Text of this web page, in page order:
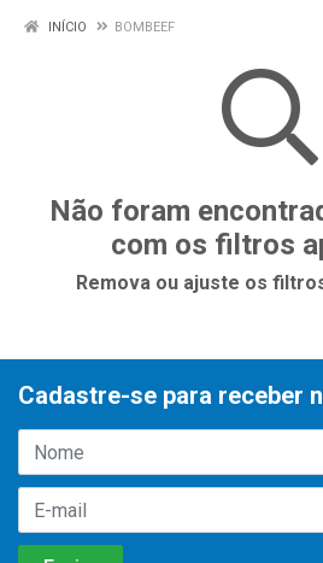
INÍCIO BOMBEEF
Não foram
com os filtros
Remova ou ajuste os
Cadastre-se para receber